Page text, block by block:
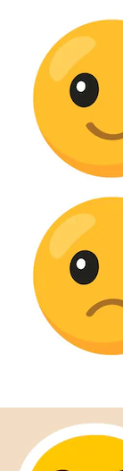
A
seu melhor
assinantes
agências e
Português